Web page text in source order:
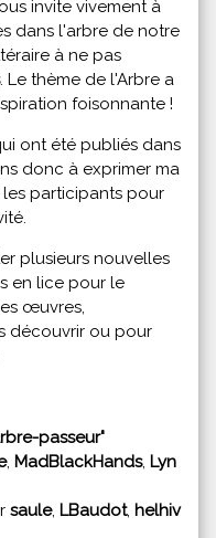
invite vivement à
dans l'arbre de notre
à ne pas
. Le thème de l'Arbre a
foisonnante !
ont été publiés dans
donc à exprimer ma
participants pour
plusieurs nouvelles
en lice pour le
œuvres,
découvrir ou pour
passeur"
, MadBlackHands, Lyn
saule, LBaudot, helhiv